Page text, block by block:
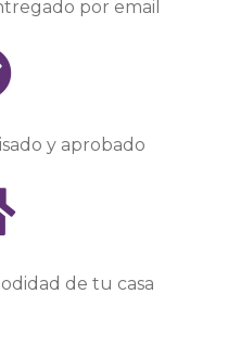
por email
y aprobado
de tu casa